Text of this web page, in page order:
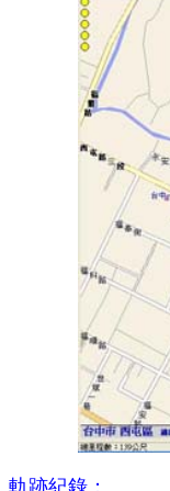
軌跡紀錄：